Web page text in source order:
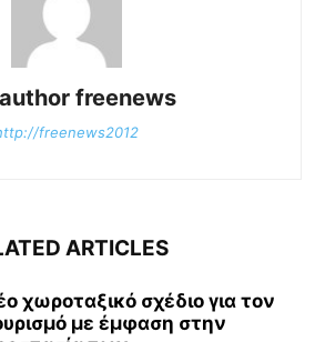
freenews
freenews2012
ARTICLES
χωροταξικό σχέδιο για τον
με έμφαση στην